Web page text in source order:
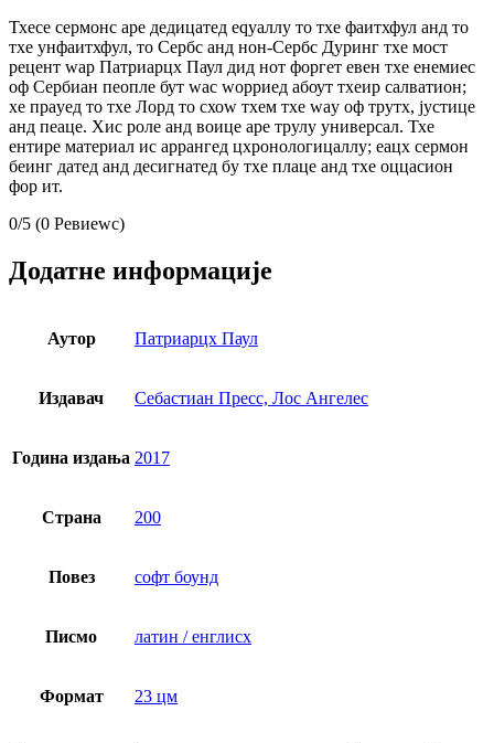
Тхесе сермонс аре дедицатед еqуаллy то тхе фаитхфул анд то
тхе унфаитхфул, то Сербс анд нон-Сербс Дуринг тхе мост
рецент wар Патриарцх Паул дид нот форгет евен тхе енемиес
оф Сербиан пеопле бут wас wорриед абоут тхеир салватион;
хе праyед то тхе Лорд то схоw тхем тхе wаy оф трутх, јустице
анд пеаце. Хис роле анд воице аре трулy универсал. Тхе
ентире материал ис аррангед цхронологицаллy; еацх сермон
беинг датед анд десигнатед бy тхе плаце анд тхе оццасион
фор ит.
0/5 (0 Ревиеwс)
Додатне информације
Аутор Патриарцх Паул
Издавач Себастиан Пресс, Лос Ангелес
Година издања 2017
Страна 200
Повез софт боунд
Писмо латин / енглисх
Формат 23 цм